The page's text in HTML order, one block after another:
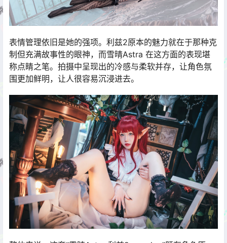
表情管理依旧是她的强项。利兹2原本的魅力就在于那种克
制但充满故事性的眼神，而雪晴Astra 在这方面的表现堪
称点睛之笔。拍摄中呈现出的冷感与柔软并存，让角色氛
围更加鲜明，让人很容易沉浸进去。